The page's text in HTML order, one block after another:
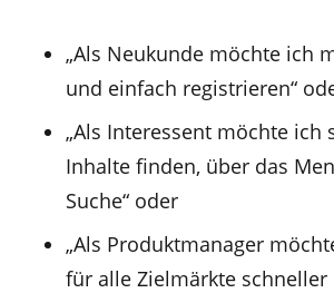
„Als Neukunde möchte ich
und einfach registrieren“
„Als Interessent möchte ich
Inhalte finden, über das
Suche“ oder
„Als Produktmanager
für alle Zielmärkte schneller